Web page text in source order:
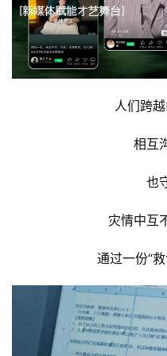
人们跨
相互
也
灾情中互
通过一份“